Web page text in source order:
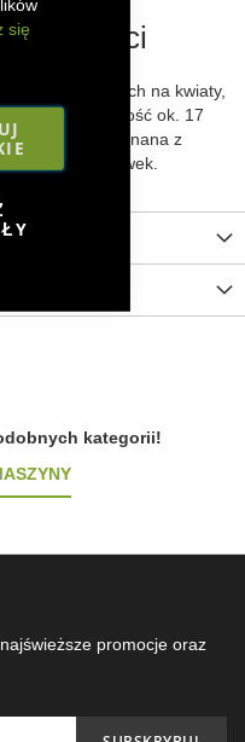
siędla dzieci
w skrzynkach na kwiaty,
ma długość ok. 17
ok. 11 cm, wykonana z
końcówek.
kategorii!
promocje oraz